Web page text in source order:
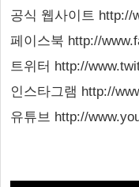
공식 웹사이트 http://
페이스북 http://
트위터 http://
인스타그램 http://
유튜브 http://